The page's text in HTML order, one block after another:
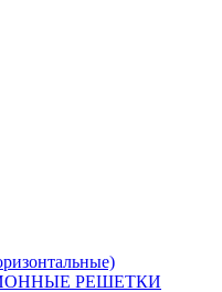
РЕШЕТКИ